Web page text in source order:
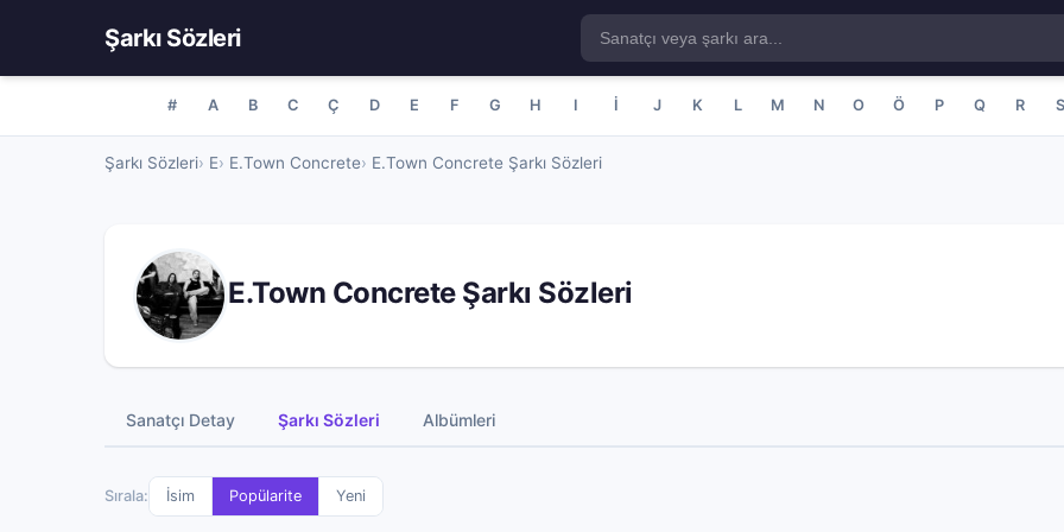
Şarkı Sözleri
# A B C Ç D E F G H I İ J K L M N O Ö P Q R S
Şarkı Sözleri E E.Town Concrete E.Town Concrete Şarkı Sözleri
E.Town Concrete Şarkı Sözleri
Sanatçı Detay Şarkı Sözleri Albümleri
Sırala: İsim Popülarite Yeni